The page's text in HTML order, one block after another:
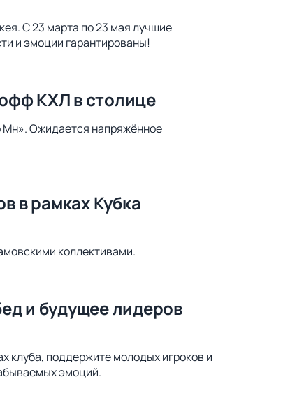
С 23 марта по 23 мая лучшие
и эмоции гарантированы!
КХЛ в столице
Ожидается напряжённое
в рамках Кубка
коллективами.
и будущее лидеров
клуба, поддержите молодых игроков и
эмоций.